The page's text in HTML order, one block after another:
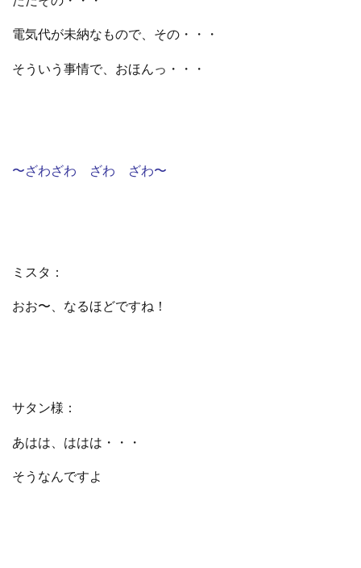
電気代が未納なもので、その・・・
そういう事情で、おほんっ・・・
〜ざわざわ ざわ ざわ〜
ミスタ：
おお〜、なるほどですね！
サタン様：
あはは、ははは・・・
そうなんですよ